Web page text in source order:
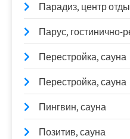
Парадиз, центр
Парус, гостинично-
Перестройка, сауна
Перестройка, сауна
Пингвин, сауна
Позитив, сауна